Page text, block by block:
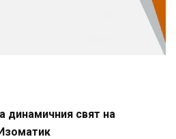
динамичния свят на